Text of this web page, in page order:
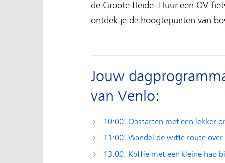
de Groote Heide. Huur een OV-
ontdek je de hoogtepunten van
Jouw
van Venlo:
10:00: Opstarten met een lekker
11:00: Wandel de witte route over
13:00: Koffie met een kleine hap